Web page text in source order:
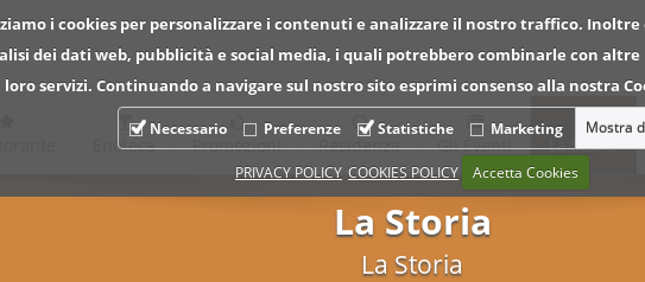
i cookies per personalizzare i contenuti e analizzare il nostro traffico.
dei dati web, pubblicità e social media, i quali potrebbero combinarle con
servizi. Continuando a navigare sul nostro sito esprimi consenso alla nostra
Necessario Preferenze Statistiche Marketing Mostra
PRIVACY POLICY COOKIES POLICY Accetta Cookies
Enoteca Promozioni Residenza Gli Eventi La Storia
La Storia
La Storia